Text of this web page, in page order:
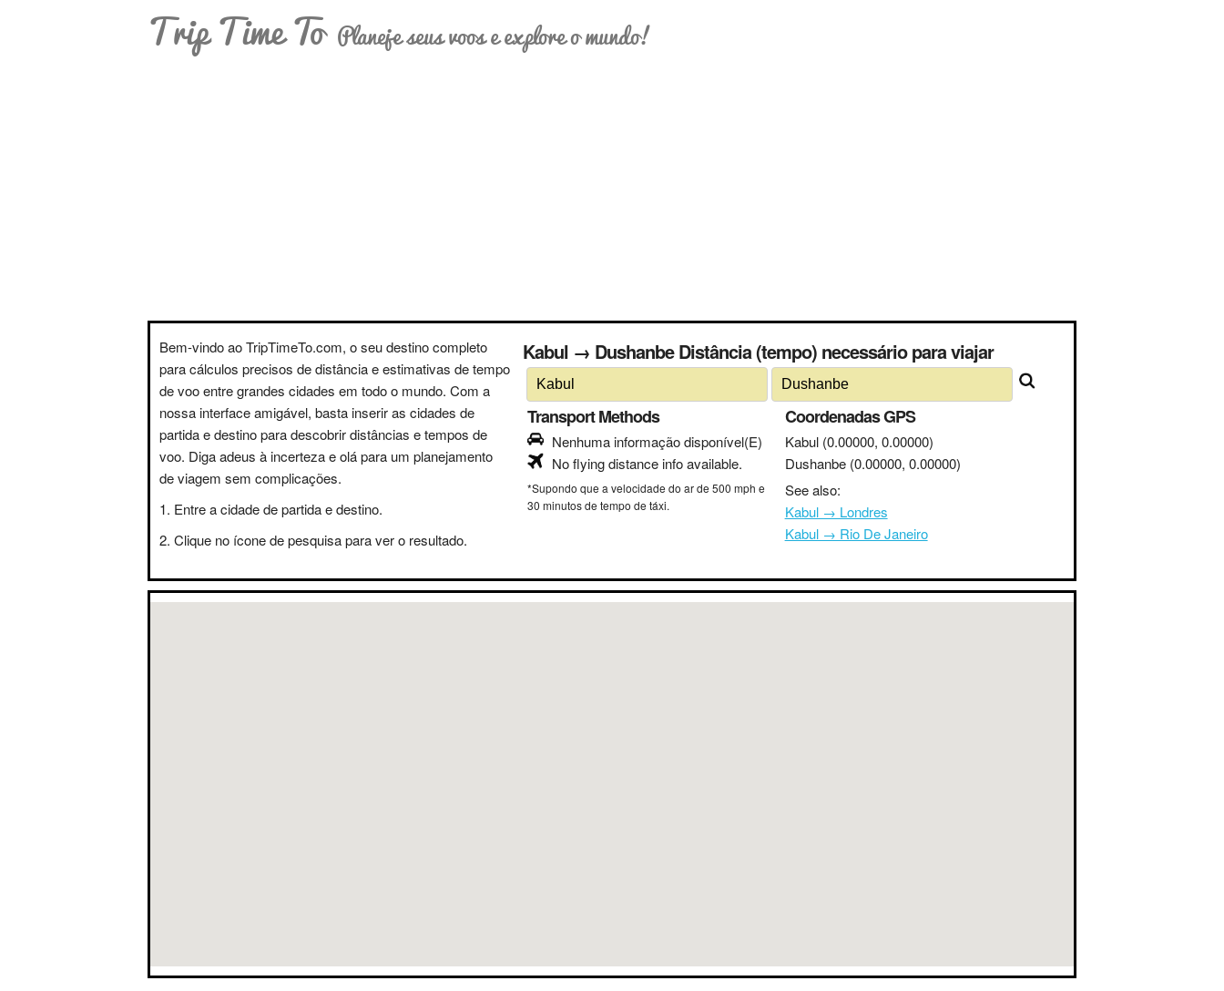
Trip Time To Planeje seus voos e explore o mundo!
Bem-vindo ao TripTimeTo.com, o seu destino completo
para cálculos precisos de distância e estimativas de tempo
de voo entre grandes cidades em todo o mundo. Com a
nossa interface amigável, basta inserir as cidades de
partida e destino para descobrir distâncias e tempos de
voo. Diga adeus à incerteza e olá para um planejamento
de viagem sem complicações.
Entre a cidade de partida e destino.
Clique no ícone de pesquisa para ver o resultado.
Kabul → Dushanbe Distância (tempo) necessário para viajar
Transport Methods
Nenhuma informação disponível(E)
No flying distance info available.
*Supondo que a velocidade do ar de 500 mph e
30 minutos de tempo de táxi.
Coordenadas GPS
Kabul (0.00000, 0.00000)
Dushanbe (0.00000, 0.00000)
See also:
Kabul → Londres
Kabul → Rio De Janeiro